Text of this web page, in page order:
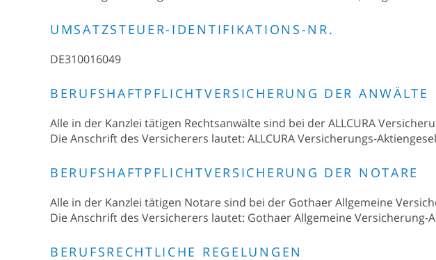
UMSATZSTEUER-IDENTIFIKATIONS-NR.
DE310016049
BERUFSHAFTPFLICHTVERSICHERUNG DER ANWÄLTE
Alle in der Kanzlei tätigen Rechtsanwälte sind bei der ALLCURA
Die Anschrift des Versicherers lautet: ALLCURA Versicherungs-
BERUFSHAFTPFLICHTVERSICHERUNG DER NOTARE
Alle in der Kanzlei tätigen Notare sind bei der Gothaer Allgemeine
Die Anschrift des Versicherers lautet: Gothaer Allgemeine Versicherung-
BERUFSRECHTLICHE REGELUNGEN